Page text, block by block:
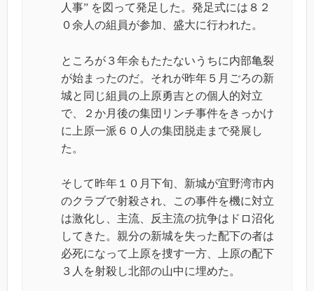
人事” を図って発足した。発足式には８２
０余人の組員が参加、盛大に行われた。
ところが３年余もたたないうちに内部亀裂
が始まったのだ。それが昨年５月ごろの新
城と同じ組員の上原勇吉との個人的対立
で、２か月後の集団リンチ事件をきっかけ
に上原一派６０人の集団脱走まで発展し
た。
そして昨年１０月下旬、新城が宜野湾市内
のクラブで射殺され、この事件を機に対立
は激化し、主流、反主流の抗争はドロ沼化
してきた。親分の新城を失った配下の者は
必死になって上原を捜す一方、上原の配下
３人を射殺し北部の山中に埋めた。